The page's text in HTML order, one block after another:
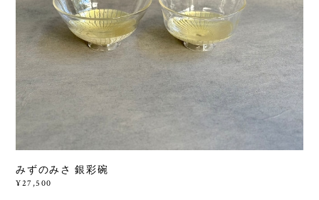
みずのみさ 銀彩碗
¥27,500